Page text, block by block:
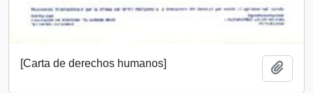
[Carta de derechos humanos]